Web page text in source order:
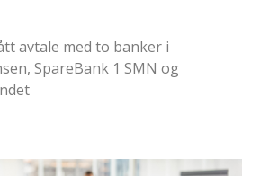
avtale med to banker i
SpareBank 1 SMN og